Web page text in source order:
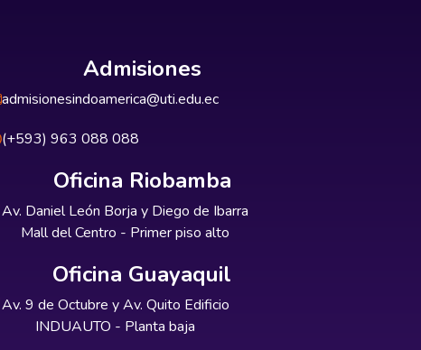
Admisiones
admisionesindoamerica@uti.edu.ec
(+593) 963 088 088
Oficina Riobamba
Av. Daniel León Borja y Diego de Ibarra
Mall del Centro - Primer piso alto
Oficina Guayaquil
Av. 9 de Octubre y Av. Quito Edificio
INDUAUTO - Planta baja